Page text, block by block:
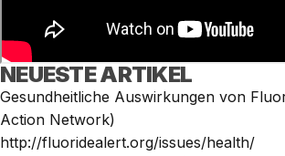
NEUESTE ARTIKEL
Gesundheitliche Auswirkungen von
Action Network)
http://fluoridealert.org/issues/health/